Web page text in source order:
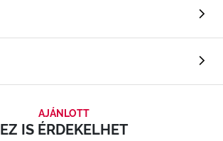
AJÁNLOTT
EZ IS ÉRDEKELHET